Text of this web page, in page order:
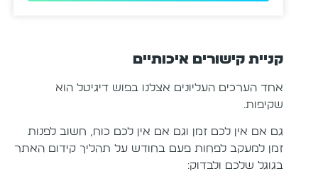
קניית קישורים איכותיים
אחד הערכים העליונים אצלנו בפוש דיגיטל הוא
שקיפות.
גם אם אין לכם זמן וגם אם אין לכם כוח, חשוב לפנות
זמן למעקב לפחות פעם בחודש על תהליך קידום האתר
בגוגל שלכם ולבדוק: